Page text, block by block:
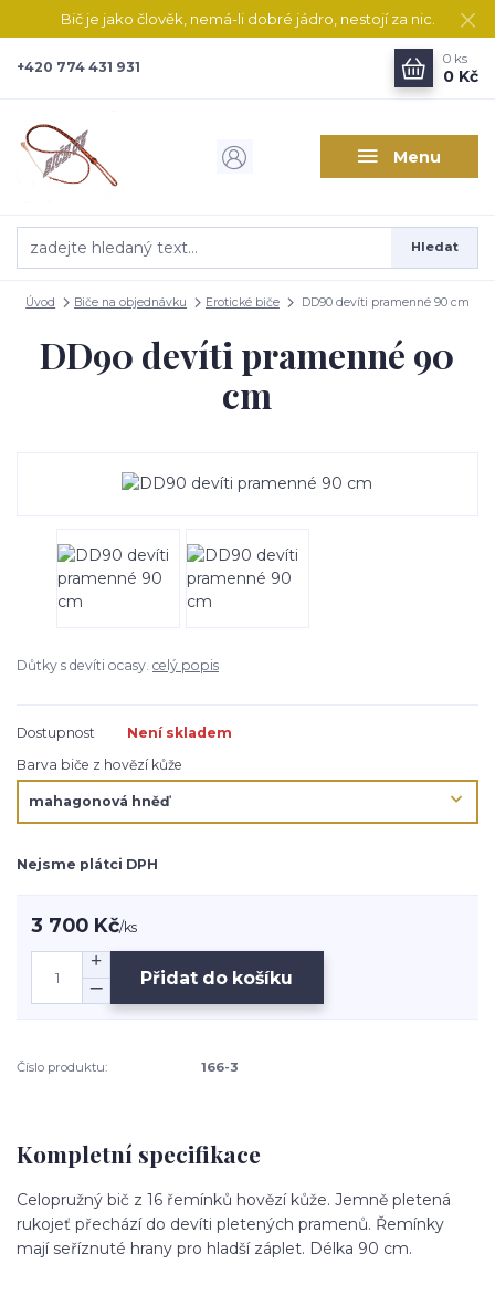
Bič je jako člověk, nemá-li dobré jádro, nestojí za nic.
Menu
Hledat
+420 774 431 931
0 ks
0 Kč
Úvod Biče na objednávku Erotické biče DD90 devíti pramenné 90 cm
DD90 devíti pramenné 90
cm
Důtky s devíti ocasy. celý popis
Dostupnost
Není skladem
Barva biče z hovězí kůže
Nejsme plátci DPH
3 700 Kč/ks
Přidat do košíku
Číslo produktu: 166-3
Kompletní specifikace
Celopružný bič z 16 řemínků hovězí kůže. Jemně pletená
rukojeť přechází do devíti pletených pramenů. Řemínky
mají seříznuté hrany pro hladší záplet. Délka 90 cm.